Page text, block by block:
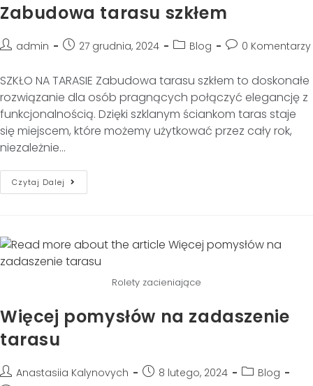
Zabudowa tarasu szkłem
admin 27 grudnia, 2024 Blog 0 Komentarzy
SZKŁO NA TARASIE Zabudowa tarasu szkłem to doskonałe
rozwiązanie dla osób pragnących połączyć elegancję z
funkcjonalnością. Dzięki szklanym ściankom taras staje
się miejscem, które możemy użytkować przez cały rok,
niezależnie…
Czytaj Dalej
Rolety zacieniające
Więcej pomysłów na zadaszenie
tarasu
Anastasiia Kalynovych 8 lutego, 2024
Blog